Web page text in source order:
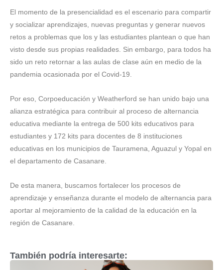
El momento de la presencialidad es el escenario para compartir
y socializar aprendizajes, nuevas preguntas y generar nuevos
retos a problemas que los y las estudiantes plantean o que han
visto desde sus propias realidades. Sin embargo, para todos ha
sido un reto retornar a las aulas de clase aún en medio de la
pandemia ocasionada por el Covid-19.
Por eso, Corpoeducación y Weatherford se han unido bajo una
alianza estratégica para contribuir al proceso de alternancia
educativa mediante la entrega de 500 kits educativos para
estudiantes y 172 kits para docentes de 8 instituciones
educativas en los municipios de Tauramena, Aguazul y Yopal en
el departamento de Casanare.
De esta manera, buscamos fortalecer los procesos de
aprendizaje y enseñanza durante el modelo de alternancia para
aportar al mejoramiento de la calidad de la educación en la
región de Casanare.
También podría interesarte: